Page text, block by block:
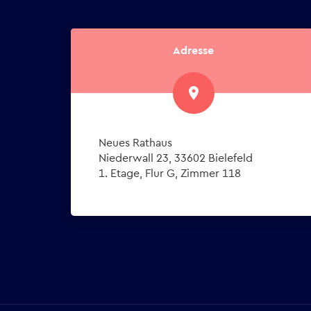
Adresse
place
Neues Rathaus
Niederwall 23, 33602 Bielefeld
1. Etage, Flur G, Zimmer 118